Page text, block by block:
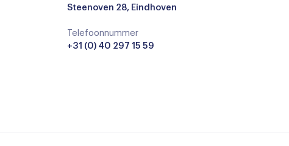
Steenoven 28, Eindhoven
Telefoonnummer
+31 (0) 40 297 15 59